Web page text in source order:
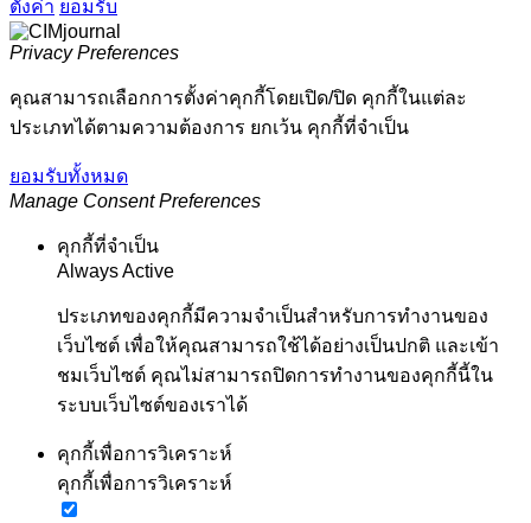
ตั้งค่า ยอมรับ
Privacy Preferences
คุณสามารถเลือกการตั้งค่าคุกกี้โดยเปิด/ปิด คุกกี้ในแต่ละ
ประเภทได้ตามความต้องการ ยกเว้น คุกกี้ที่จำเป็น
ยอมรับทั้งหมด
Manage Consent Preferences
คุกกี้ที่จำเป็น
Always Active
ประเภทของคุกกี้มีความจำเป็นสำหรับการทำงานของ
เว็บไซต์ เพื่อให้คุณสามารถใช้ได้อย่างเป็นปกติ และเข้า
ชมเว็บไซต์ คุณไม่สามารถปิดการทำงานของคุกกี้นี้ใน
ระบบเว็บไซต์ของเราได้
คุกกี้เพื่อการวิเคราะห์
คุกกี้เพื่อการวิเคราะห์